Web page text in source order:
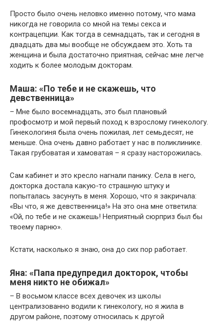
Просто было очень неловко именно потому, что мама
никогда не говорила со мной на темы секса и
контрацепции. Как тогда в семнадцать, так и сегодня в
двадцать два мы вообще не обсуждаем это. Хоть та
женщина и была достаточно приятная, сейчас мне легче
ходить к более молодым докторам.
Маша: «По тебе и не скажешь, что
девственница»
– Мне было восемнадцать, это был плановый
профосмотр и мой первый поход к взрослому гинекологу.
Гинекологиня была очень пожилая, лет семьдесят, не
меньше. Она очень давно работает у нас в поликлинике.
Такая грубоватая и хамоватая – я сразу насторожилась.
Сам кабинет и это кресло нагнали панику. Села в него,
докторка достала какую-то страшную штуку и
попыталась засунуть в меня. Хорошо, что я закричала:
«Вы что, я же девственница!» На это она мне ответила:
«Ой, по тебе и не скажешь! Неприятный сюрприз был бы
твоему парню».
Кстати, насколько я знаю, она до сих пор работает.
Яна: «Папа предупредил докторок, чтобы
меня никто не обижал»
– В восьмом классе всех девочек из школы
централизованно водили к гинекологу, но я жила в
другом районе, поэтому относилась к другой